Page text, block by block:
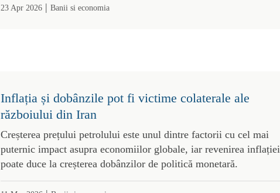
23 Apr 2026| Banii si economia
Inflația și dobânzile pot fi victime colaterale ale
războiului din Iran
Creșterea prețului petrolului este unul dintre factorii cu cel mai
puternic impact asupra economiilor globale, iar revenirea inflației
poate duce la creșterea dobânzilor de politică monetară.